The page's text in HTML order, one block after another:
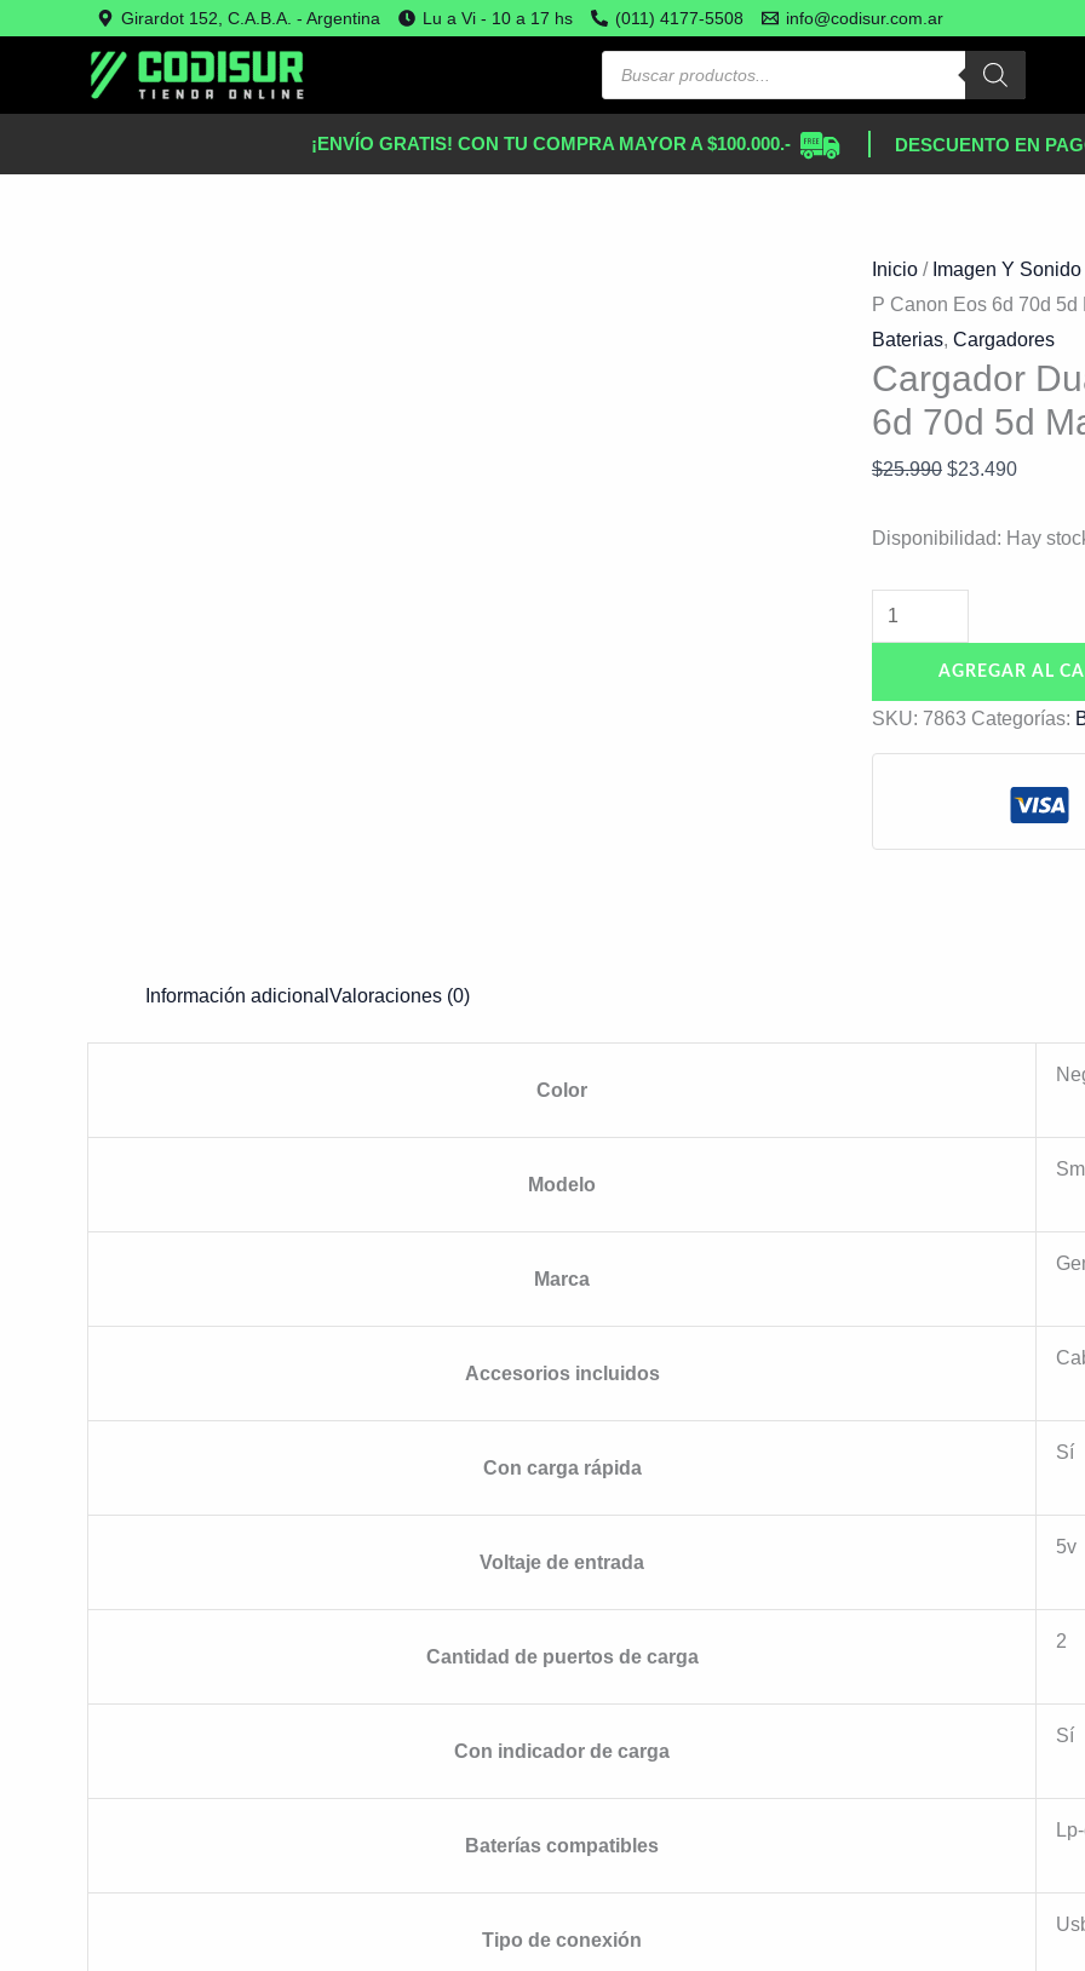
Girardot 152, C.A.B.A. - Argentina Lu a Vi - 10 a 17 hs (011) 4177-5508 info@codisur.com.ar
¡ENVÍO GRATIS! CON TU COMPRA MAYOR A $100.000.- DESCUENTO EN
Oferta!
Inicio / Imagen Y Sonido
P Canon Eos 6d 70d
Baterias, Cargadores
Cargador
6d 70d 5d
$25.990
precio
original
$25.990.
$23.490
precio
Disponibilidad: Hay
Cargador
Dual
Eos
6d
70d
5d
Iii
60d
cantidad
AGREGAR AL
SKU: 7863 Categorías:
Información adicional Valoraciones (0)
Color
Modelo
Marca
Accesorios incluidos
Con carga rápida
Sí
Voltaje de entrada
5v
Cantidad de puertos de carga
2
Con indicador de carga
Sí
Baterías compatibles
Tipo de conexión